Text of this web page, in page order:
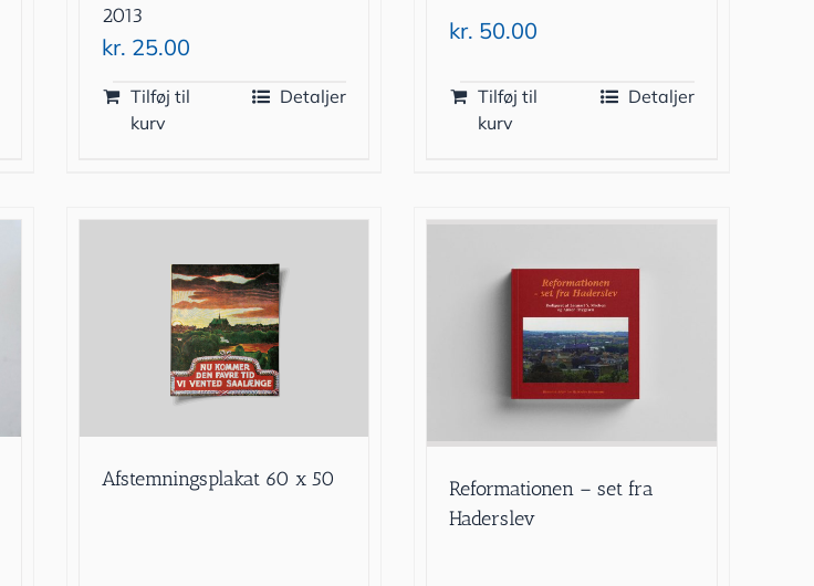
2013
kr. 25.00
Tilføj til
kurv
Detaljer
kr. 50.00
Tilføj til
kurv
Detaljer
Afstemningsplakat 60 x 50
Reformationen – set fra
Haderslev